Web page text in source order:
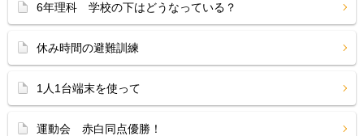
6年理科 学校の下はどうなっている？
休み時間の避難訓練
1人1台端末を使って
運動会 赤白同点優勝！